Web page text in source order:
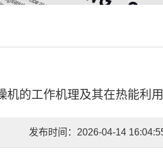
机的工作机理及其在热能利
发布时间：2026-04-14